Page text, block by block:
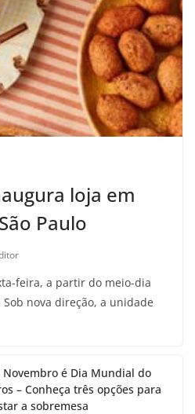
loja em
Paulo
feira, a partir do meio-dia
nova direção, a unidade
Novembro é Dia Mundial do
– Conheça três opções para
a sobremesa